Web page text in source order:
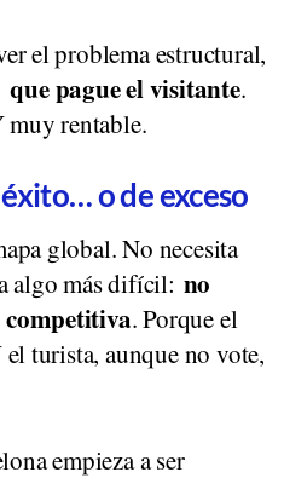
el problema estructural,
que pague el visitante.
rentable.
o de exceso
global. No necesita
algo más difícil: no
competitiva. Porque el
turista, aunque no vote,
empieza a ser